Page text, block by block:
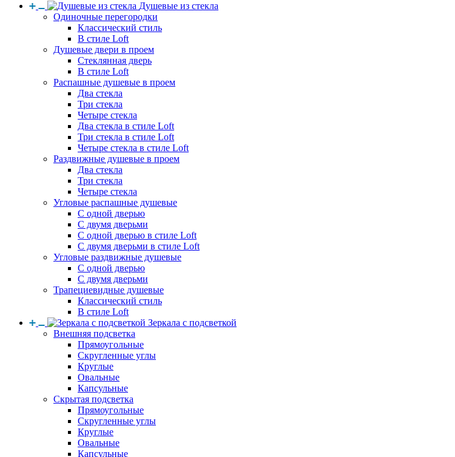
Душевые из стекла
Одиночные перегородки
Классический стиль
В стиле Loft
Душевые двери в проем
Стеклянная дверь
В стиле Loft
Распашные душевые в проем
Два стекла
Три стекла
Четыре стекла
Два стекла в стиле Loft
Три стекла в стиле Loft
Четыре стекла в стиле Loft
Раздвижные душевые в проем
Два стекла
Три стекла
Четыре стекла
Угловые распашные душевые
С одной дверью
С двумя дверьми
С одной дверью в стиле Loft
С двумя дверьми в стиле Loft
Угловые раздвижные душевые
С одной дверью
С двумя дверьми
Трапециевидные душевые
Классический стиль
В стиле Loft
Зеркала с подсветкой
Внешняя подсветка
Прямоугольные
Скругленные углы
Круглые
Овальные
Капсульные
Скрытая подсветка
Прямоугольные
Скругленные углы
Круглые
Овальные
Капсульные